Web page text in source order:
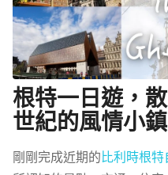
根特一日遊，
世紀的風情小鎮
剛剛完成近期的比利時根